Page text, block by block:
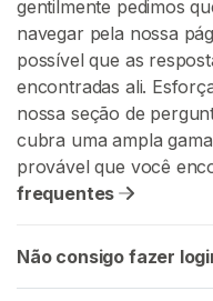
gentilmente pedimos
navegar pela nossa
possível que as
encontradas ali.
nossa seção de
cubra uma ampla
provável que você
frequentes
Não consigo fazer
A
-
E
G
R
T
I
S
I